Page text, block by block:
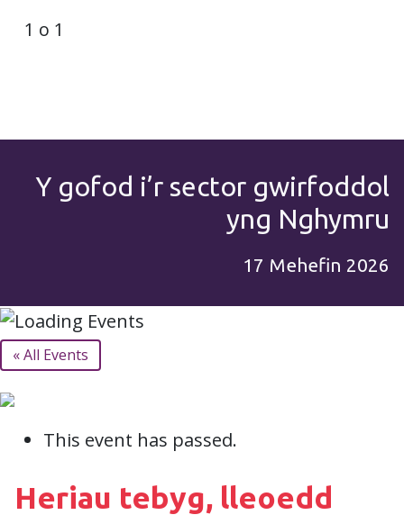
1 o 1
Y gofod i’r sector gwirfoddol
yng Nghymru
17 Mehefin 2026
« All Events
This event has passed.
Heriau tebyg, lleoedd